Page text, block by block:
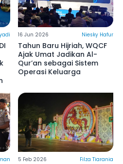
16 Jun 2026 Niesky Hafur
Tahun Baru Hijriah, WQCF
Ajak Umat Jadikan Al-
Qur’an sebagai Sistem
Operasi Keluarga
5 Feb 2026 Filza Tiarania